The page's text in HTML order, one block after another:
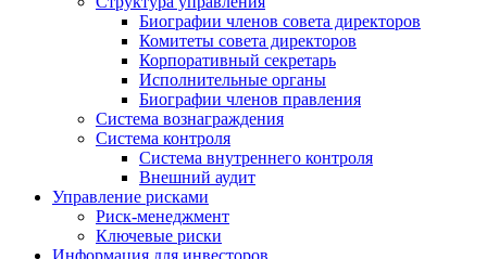
Биографии членов совета директоров
Комитеты совета директоров
Корпоративный секретарь
Исполнительные органы
Биографии членов правления
Система вознаграждения
Система контроля
Система внутреннего контроля
Внешний аудит
Управление рисками
Риск-менеджмент
Ключевые риски
Информация для инвесторов